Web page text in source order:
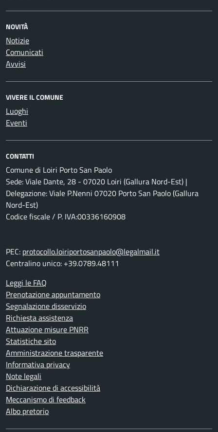
NOVITÀ
Notizie
Comunicati
Avvisi
VIVERE IL COMUNE
Luoghi
Eventi
CONTATTI
Comune di Loiri Porto San Paolo
Sede: Viale Dante, 28 - 07020 Loiri (Gallura Nord-Est) |
Delegazione: Viale P.Nenni 07020 Porto San Paolo (Gallura
Nord-Est)
Codice fiscale / P. IVA:00336160908
PEC: protocollo.loiriportosanpaolo@legalmail.it
Centralino unico: +39.0789.48111
Leggi le FAQ
Prenotazione appuntamento
Segnalazione disservizio
Richiesta assistenza
Attuazione misure PNRR
Statistiche sito
Amministrazione trasparente
Informativa privacy
Note legali
Dichiarazione di accessibilità
Meccanismo di feedback
Albo pretorio